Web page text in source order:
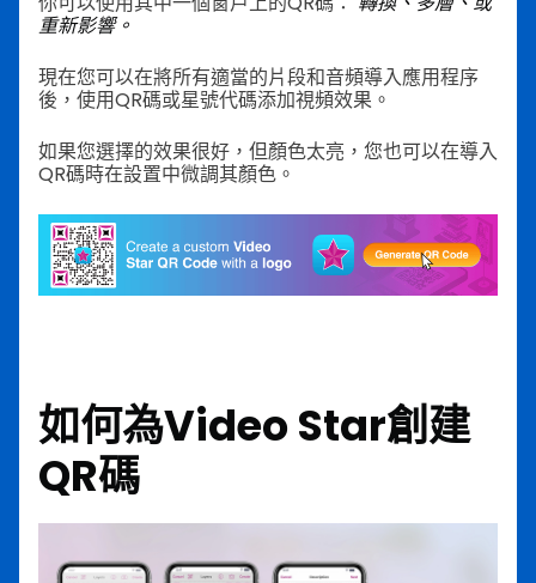
重新影響。
現在您可以在將所有適當的片段和音頻導入應用程序
後，使用QR碼或星號代碼添加視頻效果。
如果您選擇的效果很好，但顏色太亮，您也可以在導入
QR碼時在設置中微調其顏色。
如何為Video Star創建
QR碼